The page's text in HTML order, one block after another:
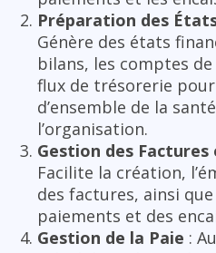
Préparation des
Génère des états
bilans, les comptes
flux de trésorerie
d’ensemble de la
l’organisation.
Gestion des
Facilite la création,
des factures, ainsi
paiements et des
Gestion de la Paie :